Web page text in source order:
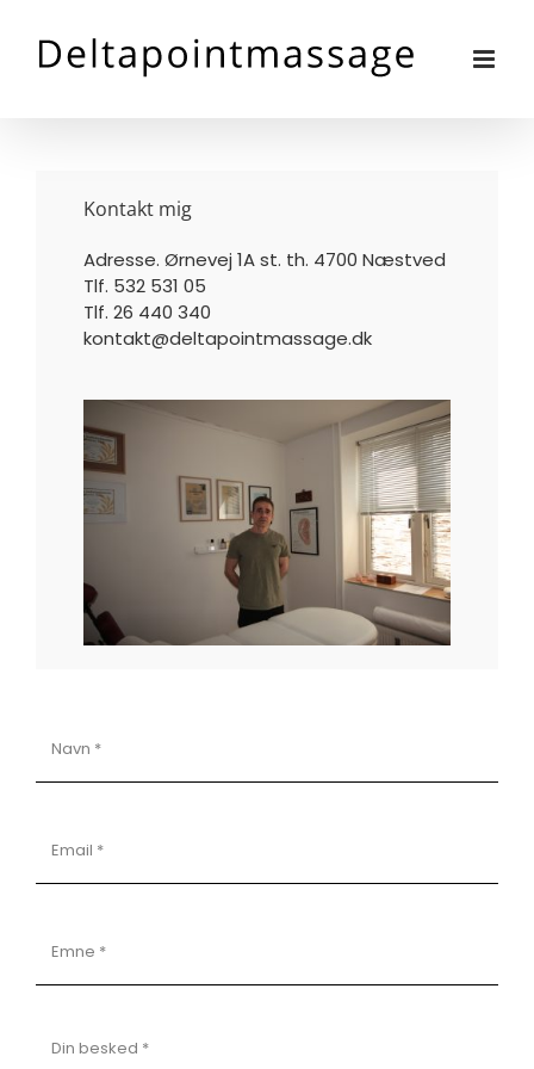
content
Kontakt mig
Adresse. Ørnevej 1A st. th. 4700 Næstved
Tlf. 532 531 05
Tlf. 26 440 340
kontakt@deltapointmassage.dk